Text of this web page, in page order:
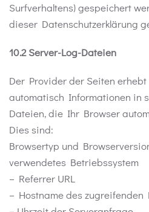
Surfverhaltens) gespeichert
dieser Datenschutzerklärung
10.2 Server-Log-Dateien
Der Provider der Seiten
automatisch Informationen in
Dateien, die Ihr Browser
Dies sind:
Browsertyp und
verwendetes Betriebssystem
– Referrer URL
– Hostname des zugreifenden